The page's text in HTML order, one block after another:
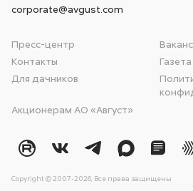
Пресс-центр
Контакты
Газета
Для дачников
Акционерам АО «Август»
corporate@avgust.com
Copyright © 2007-2026, Все права защищены